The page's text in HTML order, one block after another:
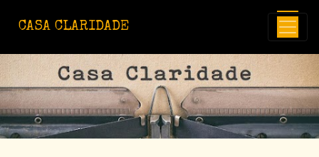
CASA CLARIDADE